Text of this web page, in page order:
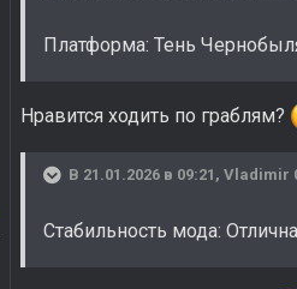
Платформа: Тень
Нравится ходить по граблям?
В 21.01.2026 в 09:21, Vladimir
Стабильность мода: